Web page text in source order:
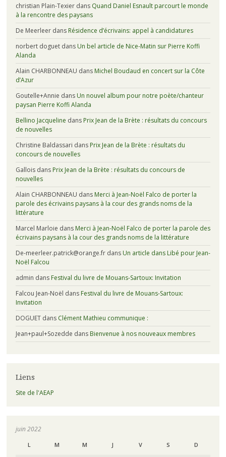
christian Plain-Texierdans Quand Daniel Esnault parcourt le monde
à la rencontre des paysans
De Meerleerdans Résidence d’écrivains: appel à candidatures
norbert doguetdans Un bel article de Nice-Matin sur Pierre Koffi
Alanda
Alain CHARBONNEAU dans Michel Boudaud en concert sur la Côte
d’Azur
Goutelle+Annie dans Un nouvel album pour notre poète/chanteur
paysan Pierre Koffi Alanda
Bellino Jacqueline dans Prix Jean de la Brète : résultats du concours
de nouvelles
Christine Baldassari dans Prix Jean de la Brète : résultats du
concours de nouvelles
Galloisdans Prix Jean de la Brète : résultats du concours de
nouvelles
Alain CHARBONNEAU dans Merci à Jean-Noël Falco de porter la
parole des écrivains paysans à la cour des grands noms de la
littérature
Marcel Marloie dans Merci à Jean-Noël Falco de porter la parole des
écrivains paysans à la cour des grands noms de la littérature
De-meerleer.patrick@orange.frdans Un article dans Libé pour Jean-
Noël Falcou
admin dans Festival du livre de Mouans-Sartoux: Invitation
Falcou Jean-Noël dans Festival du livre de Mouans-Sartoux:
Invitation
DOGUETdans Clément Mathieu communique :
Jean+paul+Sozedde dans Bienvenue à nos nouveaux membres
Liens
Site de l'AEAP
juin 2022
L M M J V S D